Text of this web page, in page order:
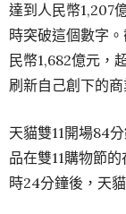
達到人民幣1,207
時突破這個數字
民幣1,682億元，
刷新自己創下的商
天貓雙11開場84
品在雙11購物節
時24分鐘後，天